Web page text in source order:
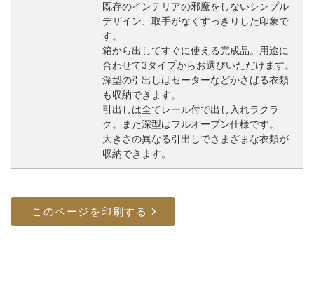
既存のインテリアの邪魔をしないシンプル
デザイン、取手がなくすっきりした印象で
す。
箱から出してすぐに使える完成品。用途に
合わせて3タイプからお選びいただけます。
深型の引出しはセーターなどかさばる衣類
も収納できます。
引出しは全てレール付で出し入れラクラ
ク。また深型はフルオープン仕様です。
大きさの異なる引出しでさまざまな衣類が
収納できます。